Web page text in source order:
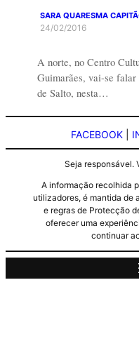
SARA QUARESMA
24/02/2016
A norte, no Centro
Guimarães, vai-se
de Salto, nesta…
FACEBOOK
Seja responsável.
A informação recolhida
utilizadores, é mantida de
e regras de Protecção
oferecer uma
continuar